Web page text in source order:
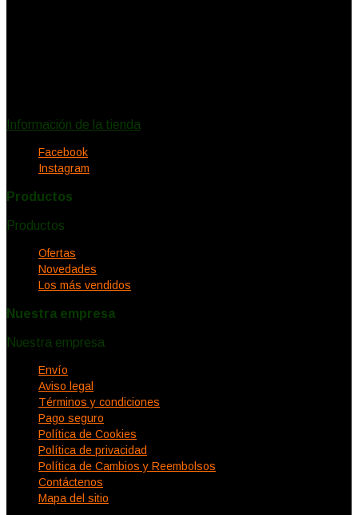
Información de la tienda
Facebook
Instagram
Productos
Productos
Ofertas
Novedades
Los más vendidos
Nuestra empresa
Nuestra empresa
Envío
Aviso legal
Términos y condiciones
Pago seguro
Política de Cookies
Política de privacidad
Política de Cambios y Reembolsos
Contáctenos
Mapa del sitio